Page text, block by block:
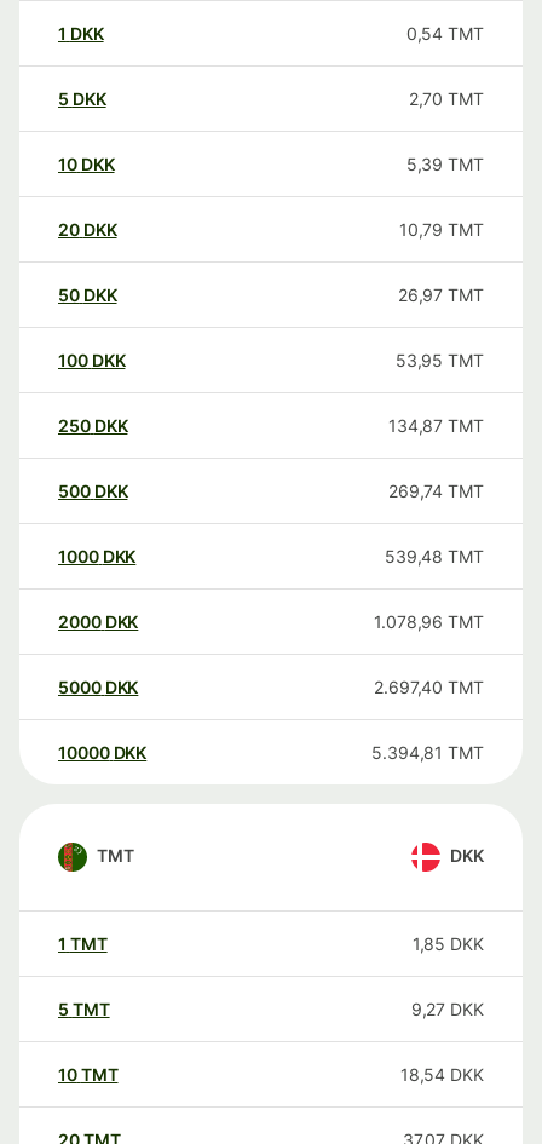
1 DKK 0,54 TMT
5 DKK 2,70 TMT
10 DKK 5,39 TMT
20 DKK 10,79 TMT
50 DKK 26,97 TMT
100 DKK 53,95 TMT
250 DKK 134,87 TMT
500 DKK 269,74 TMT
1000 DKK 539,48 TMT
2000 DKK 1.078,96 TMT
5000 DKK 2.697,40 TMT
10000 DKK 5.394,81 TMT
TMT DKK
1 TMT 1,85 DKK
5 TMT 9,27 DKK
10TMT 18,54 DKK